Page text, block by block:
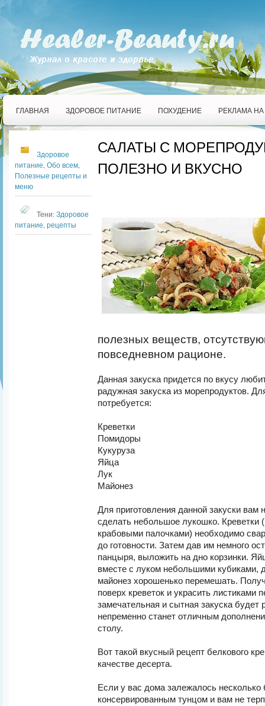
ГЛАВНАЯ ЗДОРОВОЕ ПИТАНИЕ ПОХУДЕНИЕ РЕКЛАМА
Здоровое
питание Обо всем
Полезные рецепты и
меню
Тени:Здоровое
питание рецепты
САЛАТЫ С
ПОЛЕЗНО И ВКУСНО
полезных веществ,
повседневном рационе.
Данная закуска придется по вкусу
радужная закуска из морепродуктов.
потребуется:
Креветки
Помидоры
Кукуруза
Яйца
Лук
Майонез
Для приготовления данной закуски вам
сделать небольшое лукошко. Креветки
крабовыми палочками) необходимо
до готовности. Затем дав им немного
панцыря, выложить на дно корзинки.
вместе с луком небольшими кубиками,
майонез хорошенько перемешать.
поверх креветок и украсить листиками
замечательная и сытная закуска будет
непременно станет отличным
столу.
Вот такой вкусный рецепт белкового
качестве десерта.
Если у вас дома залежалось несколько
консервированным тунцом и вам не